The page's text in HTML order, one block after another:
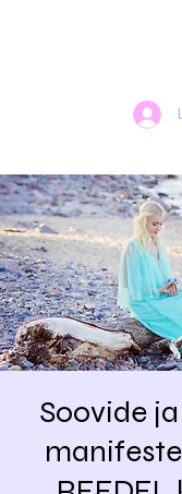
Soovide